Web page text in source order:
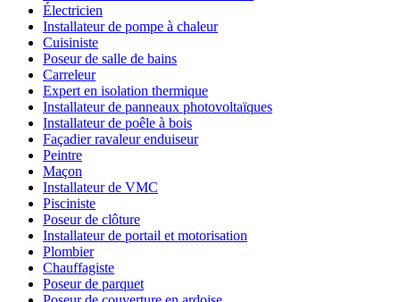
Électricien
Installateur de pompe à chaleur
Cuisiniste
Poseur de salle de bains
Carreleur
Expert en isolation thermique
Installateur de panneaux photovoltaïques
Installateur de poêle à bois
Façadier ravaleur enduiseur
Peintre
Maçon
Installateur de VMC
Pisciniste
Poseur de clôture
Installateur de portail et motorisation
Plombier
Chauffagiste
Poseur de parquet